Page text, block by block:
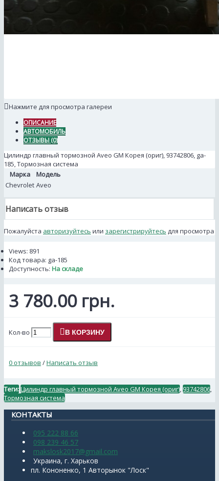
Нажмите для просмотра галереи
ОПИСАНИЕ
АВТОМОБИЛЬ
ОТЗЫВЫ (0)
Цилиндр главный тормозной Aveo GM Корея (ориг), 93742806, ga-
185, Тормозная система
Марка
Модель
Chevrolet Aveo
Написать отзыв
Пожалуйста авторизуйтесь или зарегистрируйтесь для просмотра
Views: 891
Код товара: ga-185
Доступность: На складе
3 780.00 грн.
Кол-во В КОРЗИНУ
0 отзывов /Написать отзыв
Теги:Цилиндр главный тормозной Aveo GM Корея (ориг) 93742806
Тормозная система
КОНТАКТЫ
095 222 88 66
098 239 46 57
makslosk2017@gmail.com
Украина, г. Харьков
пл. Кононенко, 1 Авторынок "Лоск"